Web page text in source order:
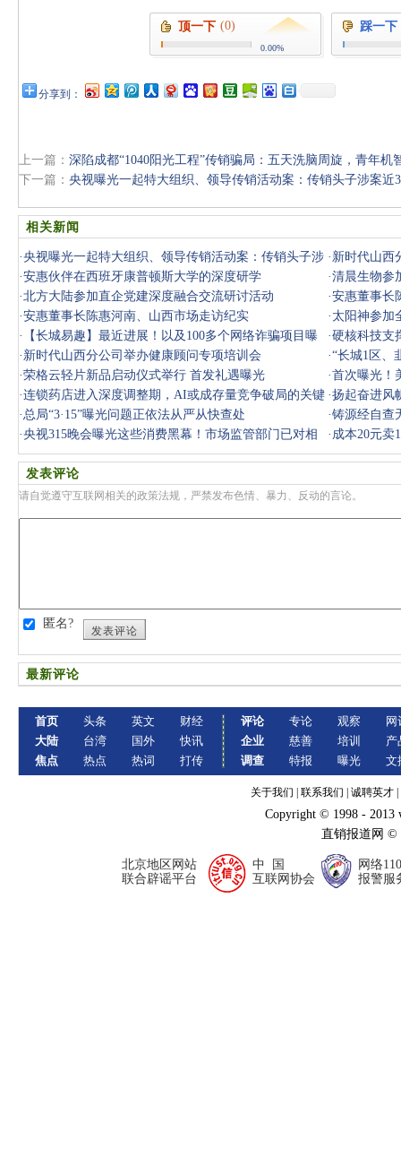
顶一下 (0)
0.00%
踩一下
分享到：
上一篇： 深陷成都“1040阳光工程”传销骗局：五天洗脑周旋，青年机
下一篇： 央视曝光一起特大组织、领导传销活动案：传销头子涉案近
相关新闻
·央视曝光一起特大组织、领导传销活动案：传销头子涉
案近38亿
· 新时代山西
·安惠伙伴在西班牙康普顿斯大学的深度研学 ·清晨生物参
·北方大陆参加直企党建深度融合交流研讨活动 ·安惠董事长
·安惠董事长陈惠河南、山西市场走访纪实 · 太阳神参加
·
【长城易趣】最近进展！以及100多个网络诈骗项目曝
光，速看！
·硬核科技支
· 新时代山西分公司举办健康顾问专项培训会 ·“长城1区、
曝光
·荣格云轻片新品启动仪式举行 首发礼遇曝光 ·首次曝光！
·连锁药店进入深度调整期，AI或成存量竞争破局的关键 ·扬起奋进风
·总局“3·15”曝光问题正依法从严从快查处 ·铸源经自查
·央视315晚会曝光这些消费黑幕！市场监管部门已对相
关问题和企
· 成本20元卖
家还说“过
发表评论
请自觉遵守互联网相关的政策法规，严禁发布色情、暴力、反动的言论。
匿名?
发表评论
最新评论
首页
大陆
焦点
头条
台湾
热点
英文
国外
热词
财经
快讯
打传
评论
企业
调查
专论
慈善
特报
观察
培训
曝光
网
产
文
关于我们 联系我们 诚聘英才
Copyright © 1998 - 2013
直销报道网
北京地区网站
联合辟谣平台
中 国
互联网协会
网络110
报警服